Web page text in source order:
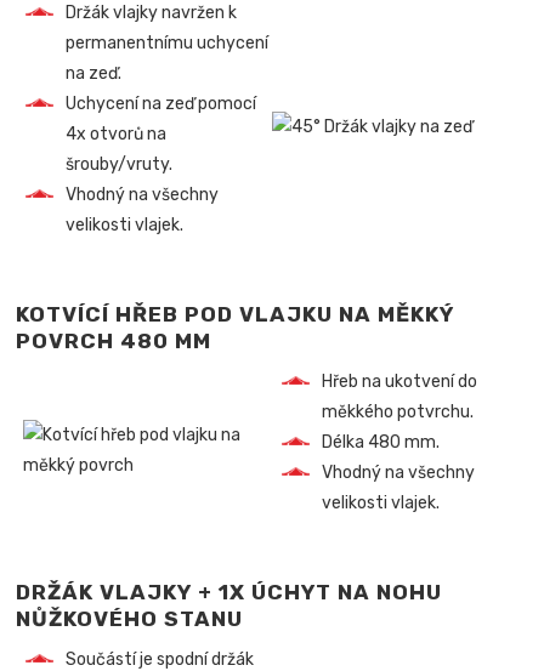
Držák vlajky navržen k
permanentnímu uchycení
na zeď.
Uchycení na zeď pomocí
4x otvorů na
šrouby/vruty.
Vhodný na všechny
velikosti vlajek.
KOTVÍCÍ HŘEB POD VLAJKU NA MĚKKÝ
POVRCH 480 MM
Hřeb na ukotvení do
měkkého potvrchu.
Délka 480 mm.
Vhodný na všechny
velikosti vlajek.
DRŽÁK VLAJKY + 1X ÚCHYT NA NOHU
NŮŽKOVÉHO STANU
Součástí je spodní držák